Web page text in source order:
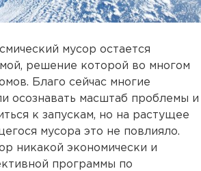
мусор остается
решение которой во многом
Благо сейчас многие
осознавать масштаб проблемы и
к запускам, но на растущее
мусора это не повлияло.
никакой экономически и
программы по